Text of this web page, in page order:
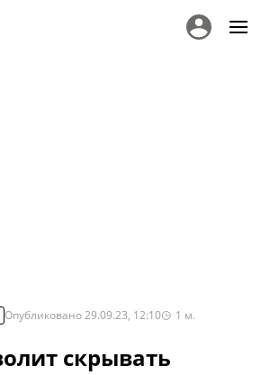
Опубликовано29.09.23, 12:10 1 м.
скрывать